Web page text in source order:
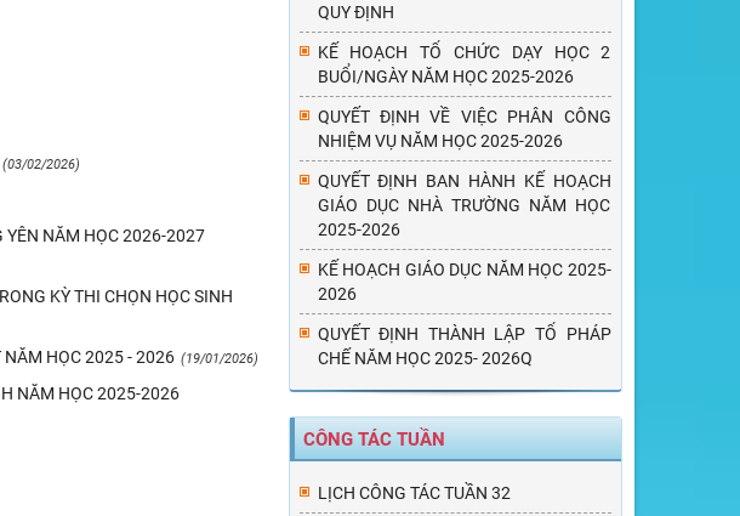
(03/02/2026)
YÊN NĂM HỌC 2026-2027
KỲ THI CHỌN HỌC SINH
NĂM HỌC 2025 - 2026 (19/01/2026)
NĂM HỌC 2025-2026
QUY ĐỊNH
KẾ HOẠCH TỔ CHỨC DẠY HỌC 2
BUỔI/NGÀY NĂM HỌC 2025-2026
QUYẾT ĐỊNH VỀ VIỆC PHÂN CÔNG
NHIỆM VỤ NĂM HỌC 2025-2026
QUYẾT ĐỊNH BAN HÀNH KẾ HOẠCH
GIÁO DỤC NHÀ TRƯỜNG NĂM HỌC
2025-2026
KẾ HOẠCH GIÁO DỤC NĂM HỌC 2025-
2026
QUYẾT ĐỊNH THÀNH LẬP TỔ PHÁP
CHẾ NĂM HỌC 2025- 2026Q
CÔNG TÁC TUẦN
LỊCH CÔNG TÁC TUẦN 32